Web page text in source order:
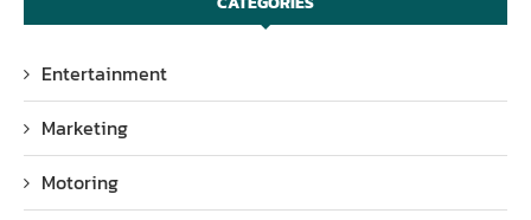
Entertainment
Marketing
Motoring